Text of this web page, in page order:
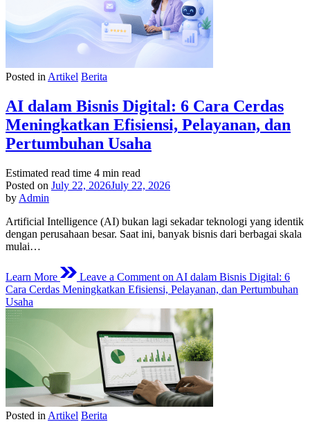
Posted in Artikel Berita
AI dalam Bisnis Digital: 6 Cara Cerdas
Meningkatkan Efisiensi, Pelayanan, dan
Pertumbuhan Usaha
Estimated read time 4 min read
Posted on July 22, 2026July 22, 2026
by Admin
Artificial Intelligence (AI) bukan lagi sekadar teknologi yang identik
dengan perusahaan besar. Saat ini, banyak bisnis dari berbagai skala
mulai…
Learn More Leave a Comment on AI dalam Bisnis Digital: 6
Cara Cerdas Meningkatkan Efisiensi, Pelayanan, dan Pertumbuhan
Usaha
Posted in Artikel Berita